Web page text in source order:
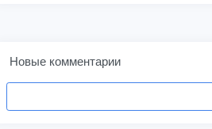
Новые комментарии